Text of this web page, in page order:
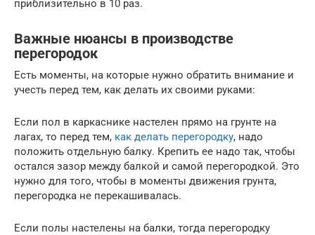
приблизительно в 10 раз.
Важные нюансы в производстве
перегородок
Есть моменты, на которые нужно обратить внимание и
учесть перед тем, как делать их своими руками:
Если пол в каркаснике настелен прямо на грунте на
лагах, то перед тем, как делать перегородку, надо
положить отдельную балку. Крепить ее надо так, чтобы
остался зазор между балкой и самой перегородкой. Это
нужно для того, чтобы в моменты движения грунта,
перегородка не перекашивалась.
Если полы настелены на балки, тогда перегородку